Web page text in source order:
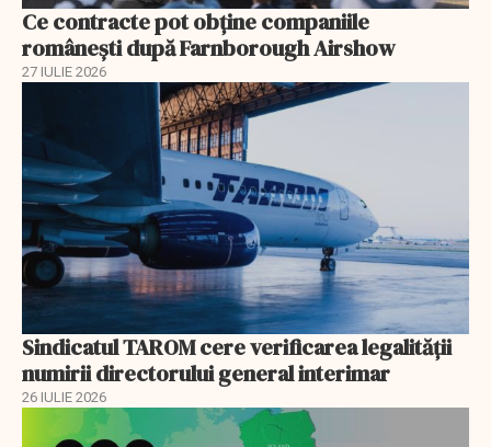
Ce contracte pot obține companiile
românești după Farnborough Airshow
27 IULIE 2026
Sindicatul TAROM cere verificarea legalității
numirii directorului general interimar
26 IULIE 2026